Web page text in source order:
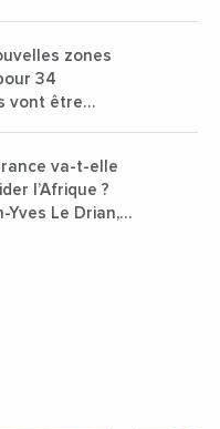
zones
34
vont être
va-t-elle
l’Afrique ?
Yves Le Drian,